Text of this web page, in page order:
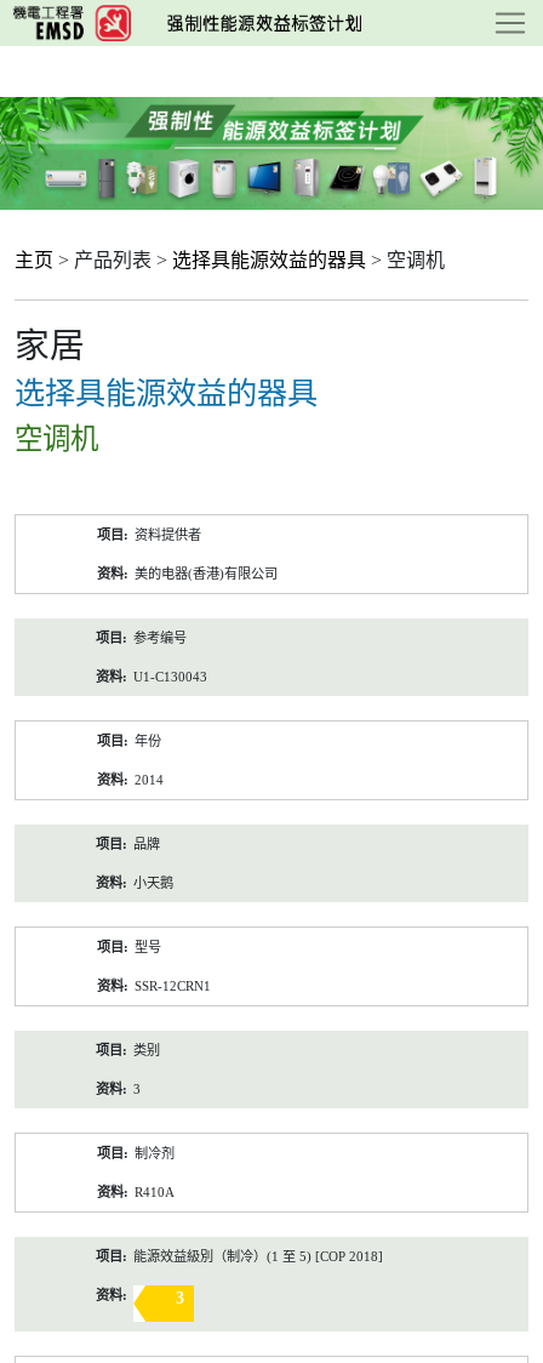
跳
至
要
内
容
主页 > 产品列表 > 选择具能源效益的器具 > 空调机
家居
选择具能源效益的器具
空调机
资料提供者
美的电器(香港)有限公司
参考编号
U1-C130043
年份
2014
品牌
小天鹅
型号
SSR-12CRN1
类别
3
制冷剂
R410A
能源效益級別（制冷）(1 至 5) [COP 2018]
3